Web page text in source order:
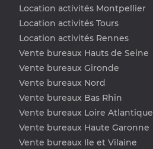
Location activités Montpellier
Location activités Tours
Location activités Rennes
Vente bureaux Hauts de Seine
Vente bureaux Gironde
Vente bureaux Nord
Vente bureaux Bas Rhin
Vente bureaux Loire Atlantique
Vente bureaux Haute Garonne
Vente bureaux Ile et Vilaine